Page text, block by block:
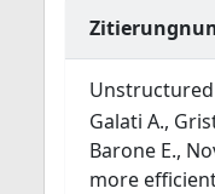
Galati A.,
Barone E.,
more